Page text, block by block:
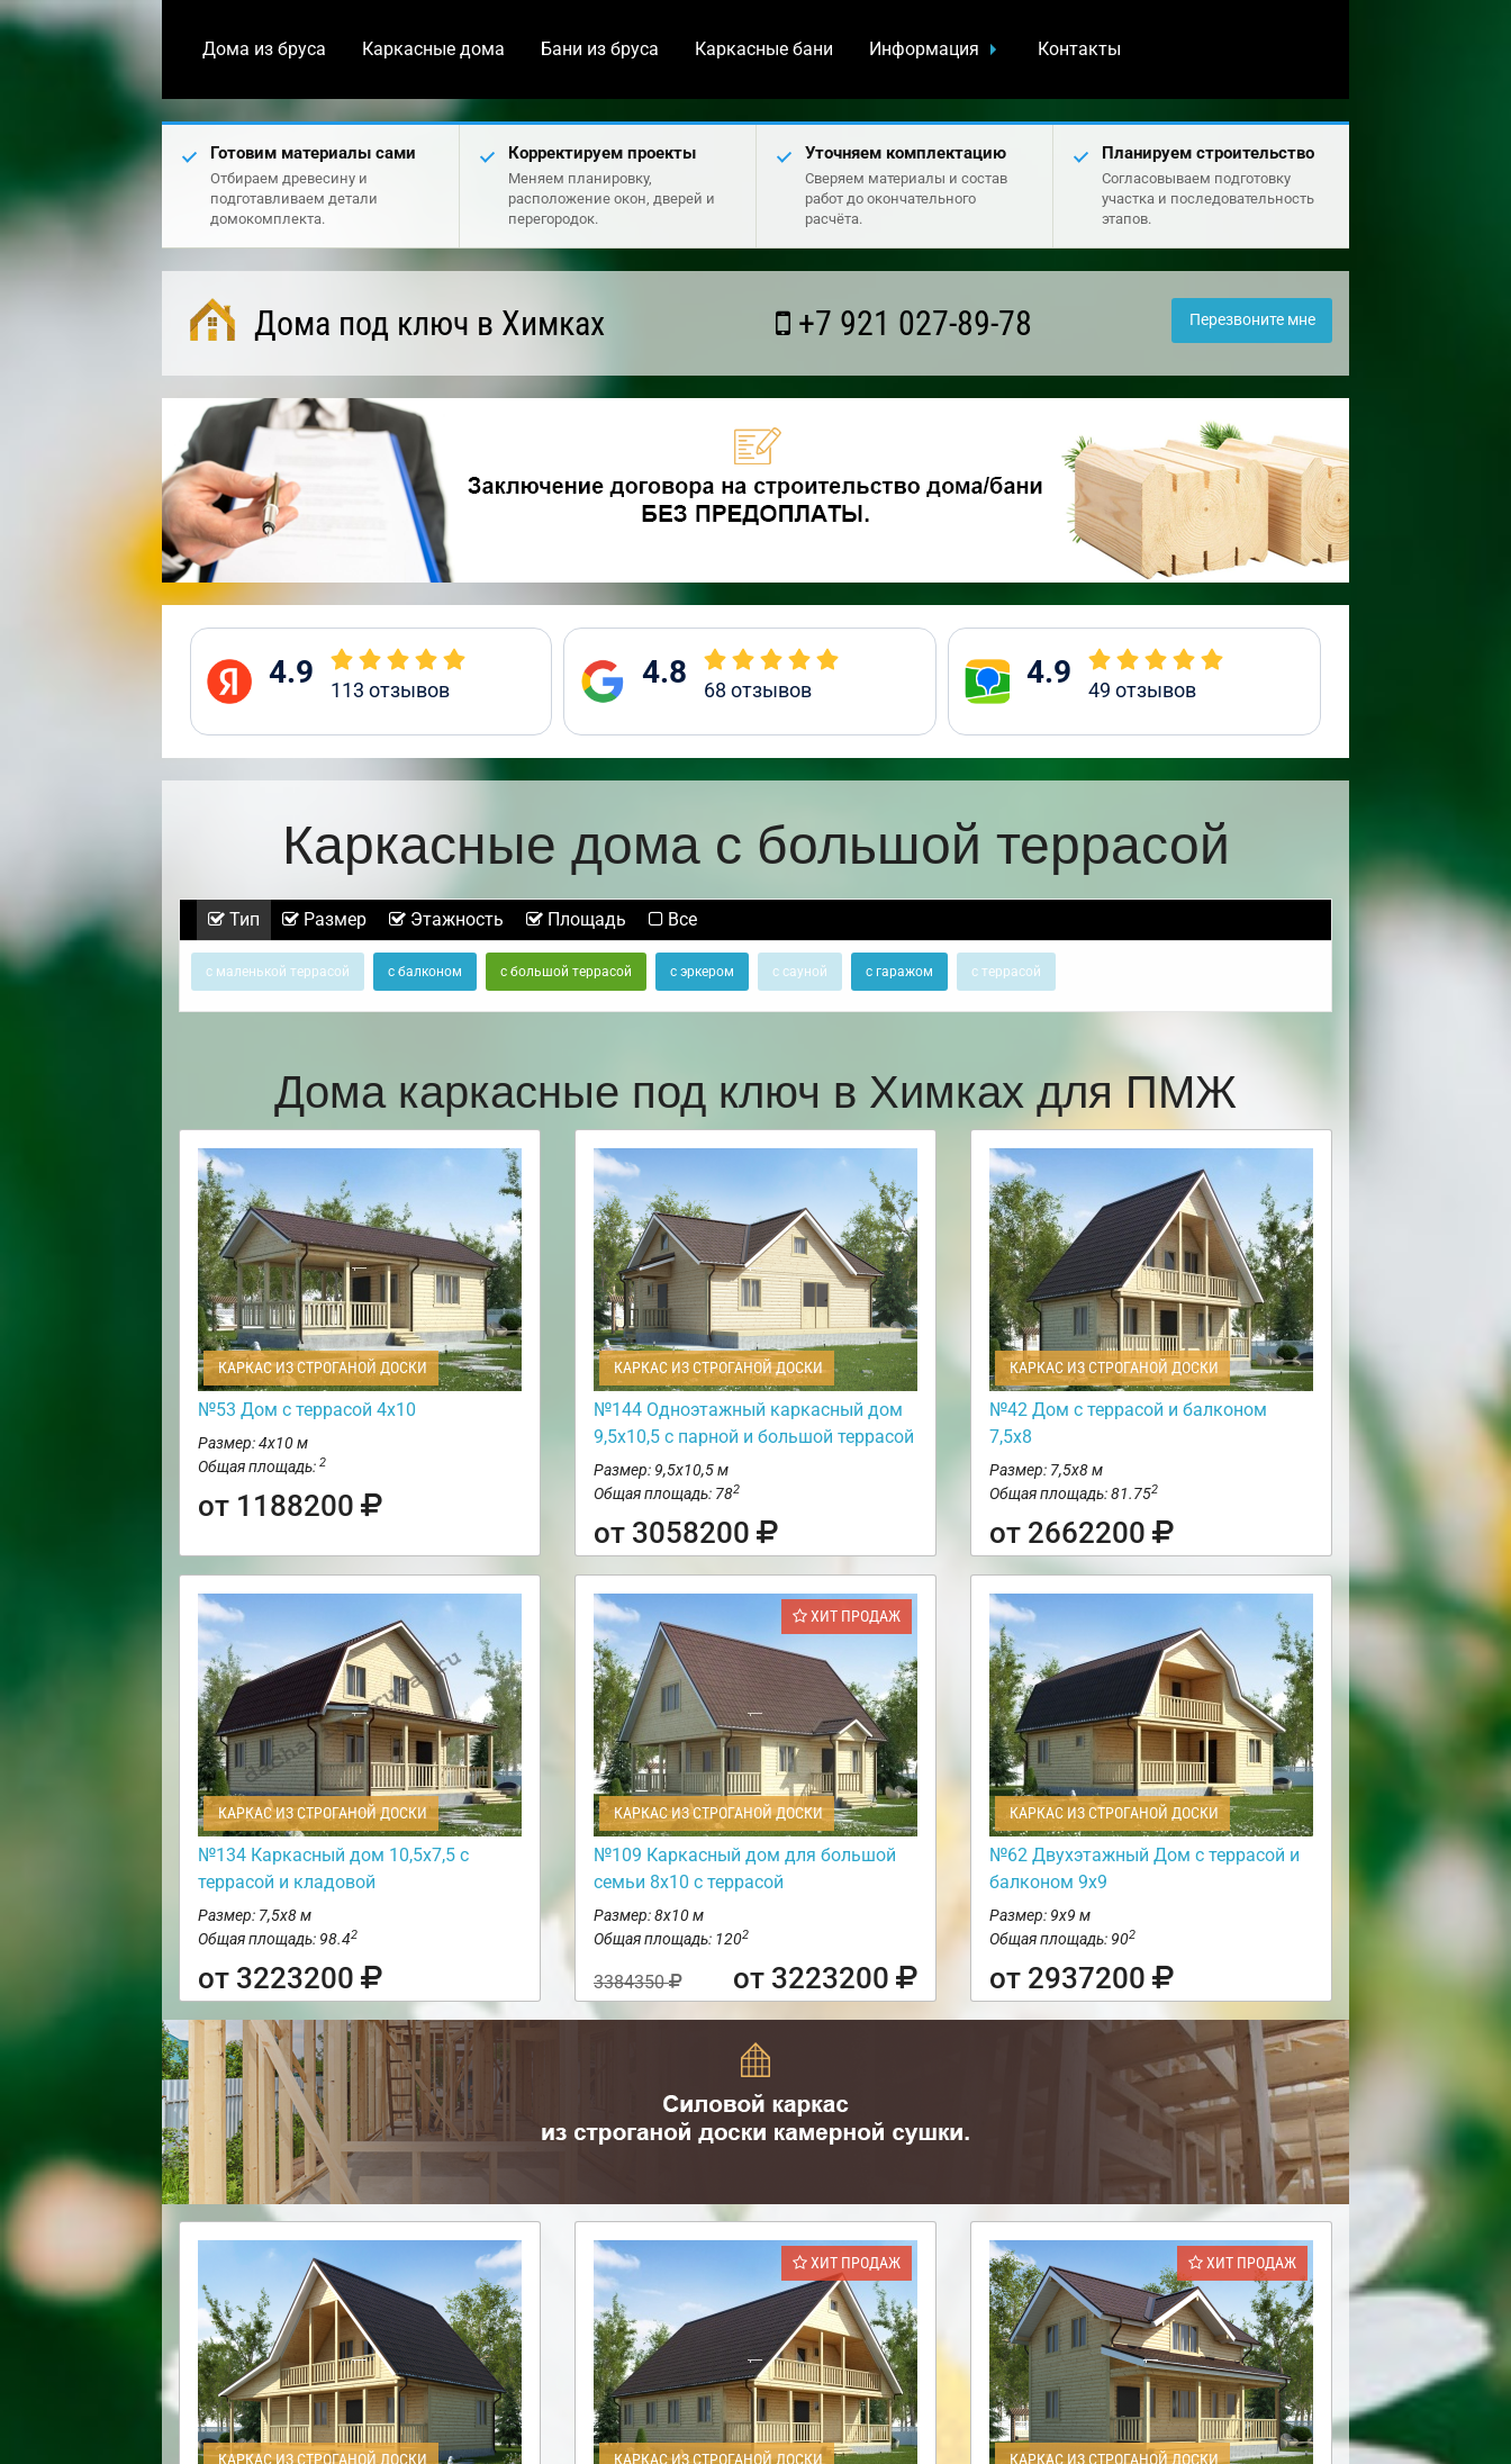
Дома из бруса Каркасные дома Бани из бруса Каркасные бани Информация Контакты
Готовим материалы сами
Отбираем древесину и
подготавливаем детали
домокомплекта.
Корректируем проекты
Меняем планировку,
расположение окон, дверей и
перегородок.
Уточняем комплектацию
Сверяем материалы и состав
работ до окончательного
расчёта.
Планируем строительство
Согласовываем подготовку
участка и последовательность
этапов.
Дома под ключ в Химках +7 921 027-89-78 Перезвоните мне
4.9 113 отзывов 4.8 68 отзывов 4.9 49 отзывов
Каркасные дома с большой террасой
Тип Размер Этажность Площадь Все
с маленькой террасой с балконом с большой террасой с эркером с сауной с гаражом с террасой
Дома каркасные под ключ в Химках для ПМЖ
КАРКАС ИЗ СТРОГАНОЙ ДОСКИ
№53 Дом с террасой 4х10
Размер: 4х10 м
Общая площадь: 2
от 1188200
КАРКАС ИЗ СТРОГАНОЙ ДОСКИ
№144 Одноэтажный каркасный дом
9,5х10,5 с парной и большой террасой
Размер: 9,5х10,5 м
Общая площадь: 782
от 3058200
КАРКАС ИЗ СТРОГАНОЙ ДОСКИ
№42 Дом с террасой и балконом
7,5х8
Размер: 7,5х8 м
Общая площадь: 81.752
от 2662200
КАРКАС ИЗ СТРОГАНОЙ ДОСКИ
№134 Каркасный дом 10,5х7,5 с
террасой и кладовой
Размер: 7,5х8 м
Общая площадь: 98.42
от 3223200
ХИТ ПРОДАЖ
КАРКАС ИЗ СТРОГАНОЙ ДОСКИ
№109 Каркасный дом для большой
семьи 8х10 с террасой
Размер: 8х10 м
Общая площадь: 1202
3384350 от 3223200
КАРКАС ИЗ СТРОГАНОЙ ДОСКИ
№62 Двухэтажный Дом с террасой и
балконом 9х9
Размер: 9х9 м
Общая площадь: 902
от 2937200
КАРКАС ИЗ СТРОГАНОЙ ДОСКИ
ХИТ ПРОДАЖ
КАРКАС ИЗ СТРОГАНОЙ ДОСКИ
ХИТ ПРОДАЖ
КАРКАС ИЗ СТРОГАНОЙ ДОСКИ